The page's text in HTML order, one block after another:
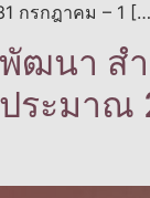
กรกฎาคม – 1
ฒนา ส
ระมาณ